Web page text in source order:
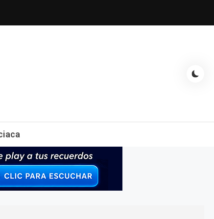
entrevistas con famosos, showbizz, podcast, chismes y